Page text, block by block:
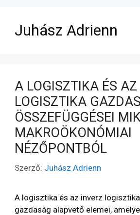
Juhász Adrienn
A LOGISZTIKA ÉS AZ
LOGISZTIKA
ÖSSZEFÜGGÉSEI
MAKROÖKONÓMIAI
NÉZŐPONTBÓL
Szerző: Juhász Adrienn
A logisztika és az inverz
gazdaság alapvető elemei,